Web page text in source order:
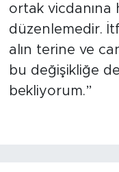
ortak
düzenlemedir.
alın terine ve
bu değişikliğe
bekliyorum.”